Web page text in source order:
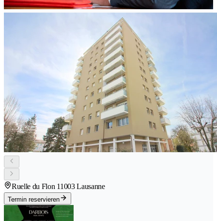
Ruelle du Flon 11003 Lausanne
Termin reservieren